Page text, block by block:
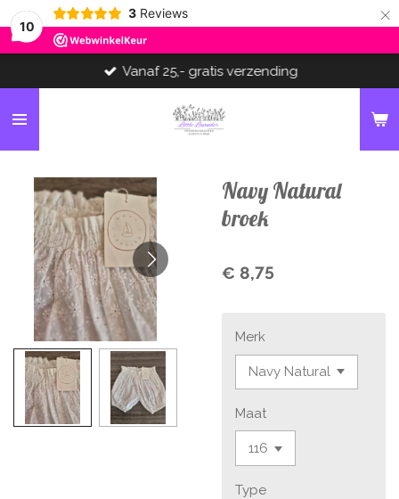
10
3 Reviews ×
Vanaf 25,- gratis verzending
Navy Natural
broek
€ 8,75
Merk
Maat
Type